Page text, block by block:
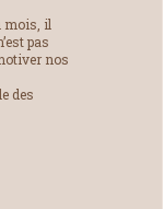
mois, il
pas
nos
des